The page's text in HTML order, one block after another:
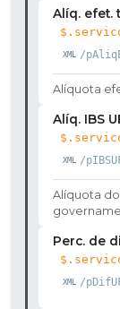
Alíq. efet.
/
Alíquota
Alíq. IBS
/
Alíquota
Perc. de
/